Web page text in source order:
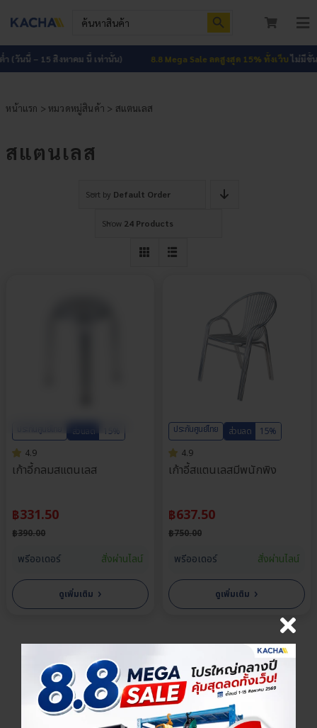
Search
for:
หน้าแรก
(วันนี้ – 15 สิงหาคม นี้ เท่านั้น) 8.8 Mega Sale ลดสูงสุด 15% ทั้งเว็บไม่มีขั้นต่
หน้าแรก >หมวดหมู่สินค้า > สแตนเลส
สแตนเลส
Sort by Default Order
Show 24 Products
ส่วนลด
15%
4.9
เก้าอี้กลมสแตนเลส
฿331.50
฿390.00
พรีออเดอร์ สั่งผ่านไลน์
ดูเพิ่มเติม ›
ประกันศูนย์ไทย ส่วนลด
15%
4.9
เก้าอี้สแตนเลสมีพนักพิง
฿637.50
฿750.00
พรีออเดอร์ สั่งผ่านไลน์
ดูเพิ่มเติม ›
เลือกตัวเลือกสินค้า